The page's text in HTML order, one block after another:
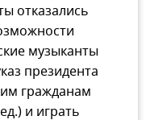
отказались
музыканты
президента
гражданам
и играть